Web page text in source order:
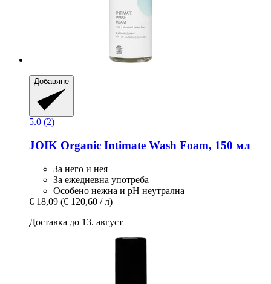
Добавяне
5.0 (2)
JOIK Organic Intimate Wash Foam, 150 мл
За него и нея
За ежедневна употреба
Особено нежна и рН неутрална
€ 18,09 (€ 120,60 / л)
Доставка до 13. август